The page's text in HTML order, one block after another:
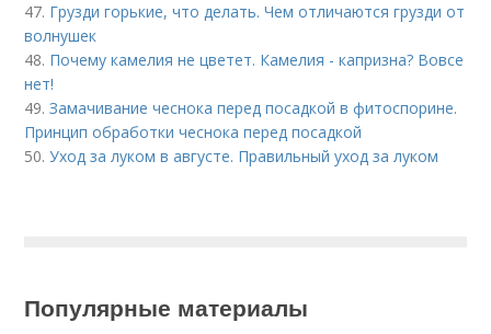
47. Грузди горькие, что делать. Чем отличаются грузди от
волнушек
48. Почему камелия не цветет. Камелия - капризна? Вовсе
нет!
49.Замачивание чеснока перед посадкой в фитоспорине.
Принцип обработки чеснока перед посадкой
50.Уход за луком в августе. Правильный уход за луком
Популярные материалы